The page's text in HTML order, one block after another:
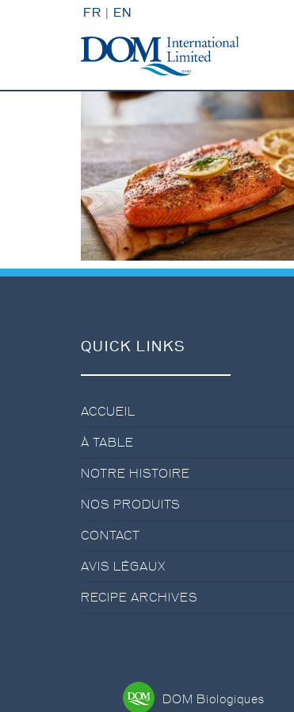
FR EN
QUICK LINKS
ACCUEIL
À TABLE
NOTRE HISTOIRE
NOS PRODUITS
CONTACT
AVIS LÉGAUX
RECIPE ARCHIVES
DOM Biologiques